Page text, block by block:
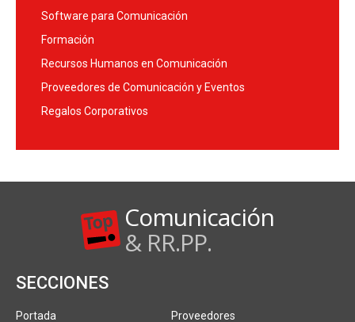
Software para Comunicación
Formación
Recursos Humanos en Comunicación
Proveedores de Comunicación y Eventos
Regalos Corporativos
Comunicación
& RR.PP.
SECCIONES
Portada
Proveedores